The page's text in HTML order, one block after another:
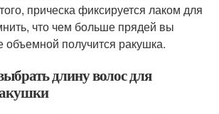
прическа фиксируется лаком для
что чем больше прядей вы
объемной получится ракушка.
длину волос для